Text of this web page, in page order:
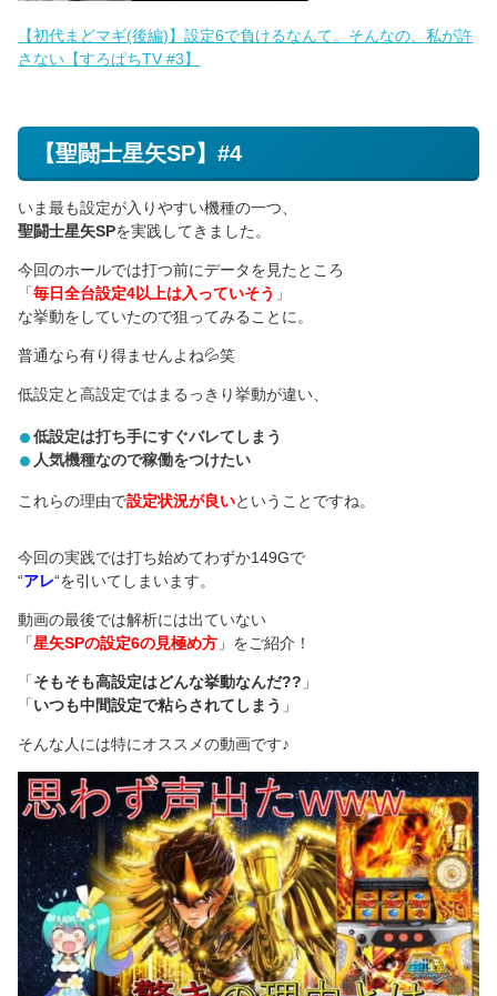
【初代まどマギ(後編)】設定6で負けるなんて。そんなの、私が許
さない【すろぱちTV #3】
【聖闘士星矢SP】#4
いま最も設定が入りやすい機種の一つ、
聖闘士星矢SPを実践してきました。
今回のホールでは打つ前にデータを見たところ
「毎日全台設定4以上は入っていそう 」
な挙動をしていたので狙ってみることに。
普通なら有り得ませんよね💦笑
低設定と高設定ではまるっきり挙動が違い、
低設定は打ち手にすぐバレてしまう
人気機種なので稼働をつけたい
これらの理由で設定状況が良いということですね。
今回の実践では打ち始めてわずか149Gで
“アレ“を引いてしまいます。
動画の最後では解析には出ていない
「星矢SPの設定6の見極め方 」をご紹介！
「そもそも高設定はどんな挙動なんだ?? 」
「いつも中間設定で粘らされてしまう 」
そんな人には特にオススメの動画です♪